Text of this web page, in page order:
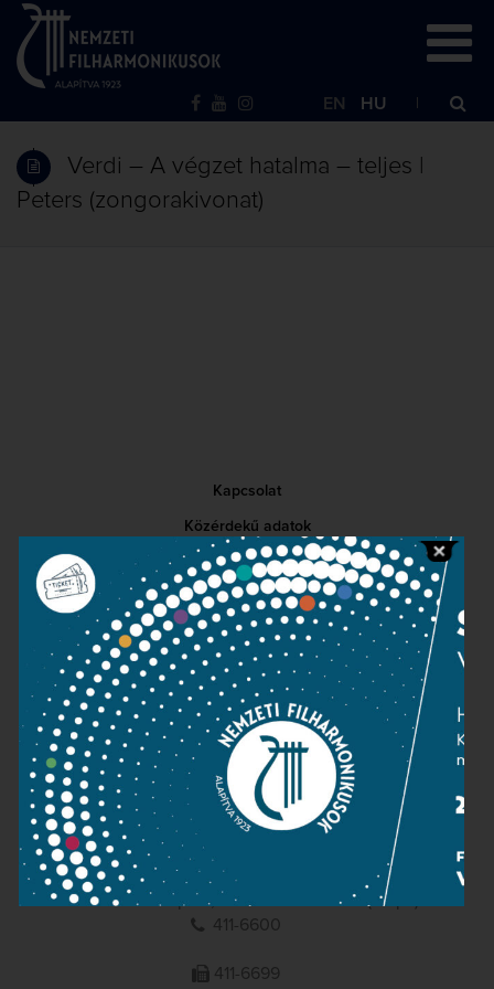
EN HU
Verdi – A végzet hatalma – teljes |
Peters (zongorakivonat)
Kapcsolat
Közérdekű adatok
Sajtószoba
Adatvédelem
Impresszum
NEMZETI
FILHARMONIKUSOK
1095 Budapest, Komor Marcell u. 1. (Müpa)
411-6600
411-6699